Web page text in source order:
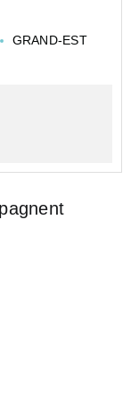
et notre
GRAND-EST